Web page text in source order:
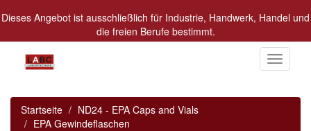
Dieses Angebot ist ausschließlich für Industrie, Handwerk, Handel und
die freien Berufe bestimmt.
Alle Preise in Euro zzgl. MwSt.
Toggle
Startseite
ND24 - EPA Caps and Vials
EPA Gewindeflaschen